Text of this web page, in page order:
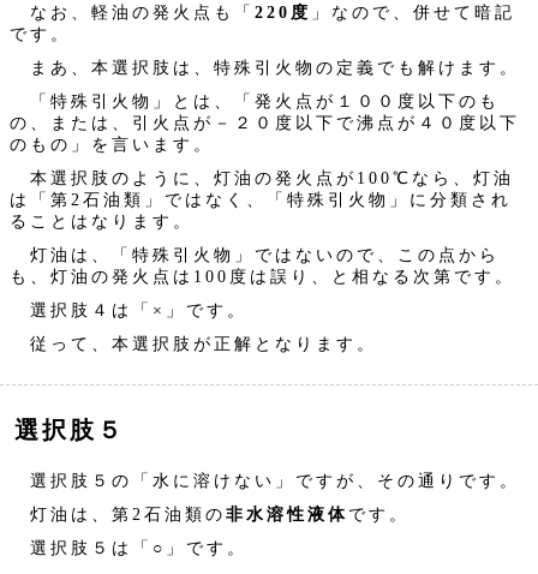
なお、軽油の発火点も「 220度 」なので、併せて暗記
です。
まあ、本選択肢は、特殊引火物の定義でも解けます。
「特殊引火物」とは、「発火点が１００度以下のも
の、または、引火点が－２０度以下で沸点が４０度以下
のもの」を言います。
本選択肢のように、灯油の発火点が100℃なら、灯油
は「第2石油類」ではなく、「特殊引火物」に分類され
ることはなります。
灯油は、「特殊引火物」ではないので、この点から
も、灯油の発火点は100度は誤り、と相なる次第です。
選択肢４は「×」です。
従って、本選択肢が正解となります。
選択肢５
選択肢５の「水に溶けない」ですが、その通りです。
灯油は、第2石油類の非水溶性液体です。
選択肢５は「○」です。